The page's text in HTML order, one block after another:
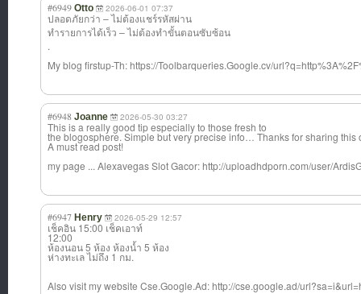
#6949 Otto 2026-06-01 07:37
ปลอดภัยกว่า – ไม่ต้องแชร์รหัสผ่าน
ทำรายการได้เร็ว – ไม่ต้องทำขั้นตอนซับซ้อน
.
My blog firstup-Th: https://Toolbarqueries.Google.cv/
#6948 Joanne 2026-05-30 03:27
This is a really good tip especially to those fresh to
the blogosphere. Simple but very precise info… Thanks for sharing this
A must read post!
my page ... Alexavegas Slot Gacor: http://uploadhdporn.com/user/
#6947 Henry 2026-05-29 12:57
เช็คอิน 15:00 เช็คเอาท์
12:00
ห้องนอน 5 ห้อง ห้องน้ำ 5 ห้อง
ห่างทะเล ไม่ถึง 1 กม.
Also visit my website Cse.Google.Ad: http://cse.google.ad/